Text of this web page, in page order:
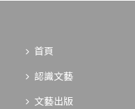
首頁
認識文藝
文藝出版